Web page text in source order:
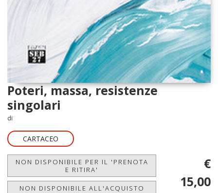
Poteri, massa, resistenze
singolari
di
CARTACEO
NON DISPONIBILE PER IL 'PRENOTA
E RITIRA'
NON DISPONIBILE ALL'ACQUISTO
€
15,00